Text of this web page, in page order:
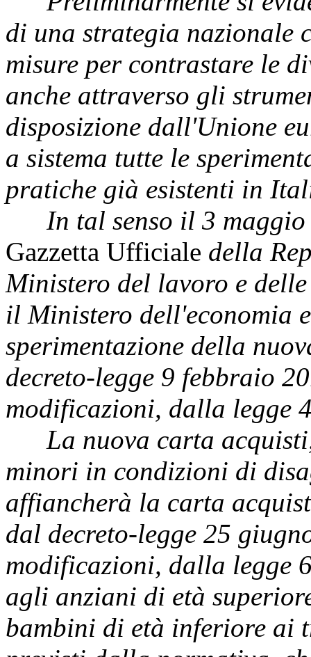
di una strategia nazionale
misure per contrastare le
anche attraverso gli
disposizione dall'Unione
a sistema tutte le
pratiche già esistenti in
In tal senso il 3 maggio
Gazzetta Ufficiale della
Ministero del lavoro e
il Ministero dell'economia
sperimentazione della
decreto-legge 9 febbraio
modificazioni, dalla legge
La nuova carta
minori in condizioni di
affiancherà la carta
dal decreto-legge 25
modificazioni, dalla legge
agli anziani di età
bambini di età inferiore ai